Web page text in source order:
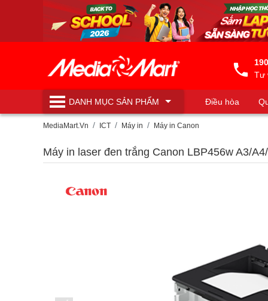
Tư
DANH MỤCSẢN PHẨM Điều hòa
Máy lọc nước
MediaMart.Vn ICT Máy in Máy in Canon
Máy in laser đen trắng Canon LBP456w A3/